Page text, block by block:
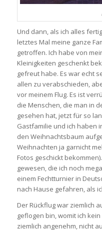
Und dann, als ich alles
letztes Mal meine ganze
getroffen. Ich habe von
Kleinigkeiten geschenkt
gefreut habe. Es war echt
allen zu verabschieden,
vor meinem Flug. Es ist
die Menschen, die man in
gesehen hat, jetzt für so
Gastfamilie und ich haben
den Weihnachtsbaum
Weihnachten ja garnicht
Fotos geschickt
gewesen, die ich noch
einem Fechtturnier in
nach Hause gefahren, als
Der Rückflug war ziemlich
geflogen bin, womit ich
ziemlich angenehm, nicht